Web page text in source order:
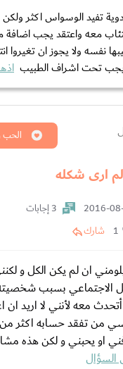
معه واعتقد يجب اضافة
نفسه ولا يجوز ان تغيروا
يجب تحت اشراف الطبيب
ارى شكله
الحب
3 إجابات
1 شارك
ان لم يكن الكل و
الاجتماعي بسبب
معه لأنني لا اريد
او يحبني و لكن هذه
السؤال